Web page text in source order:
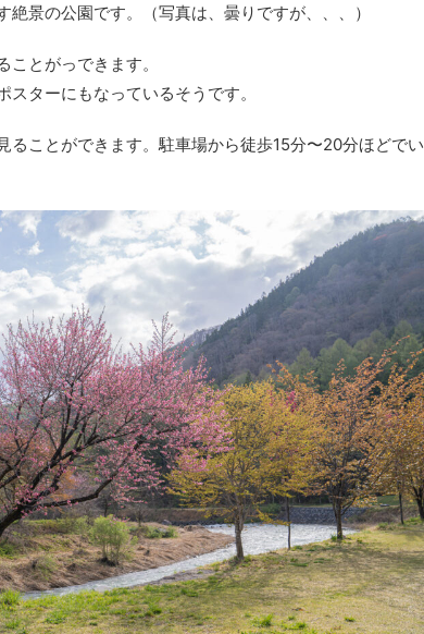
景の公園です。（写真は、曇りですが、、、）
とがっできます。
ターにもなっているそうです。
ることができます。駐車場から徒歩15分〜20分ほどでい